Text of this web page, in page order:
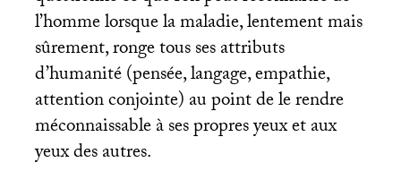
l’homme lorsque la maladie, lentement mais
sûrement, ronge tous ses attributs
d’humanité (pensée, langage, empathie,
attention conjointe) au point de le rendre
méconnaissable à ses propres yeux et aux
yeux des autres.